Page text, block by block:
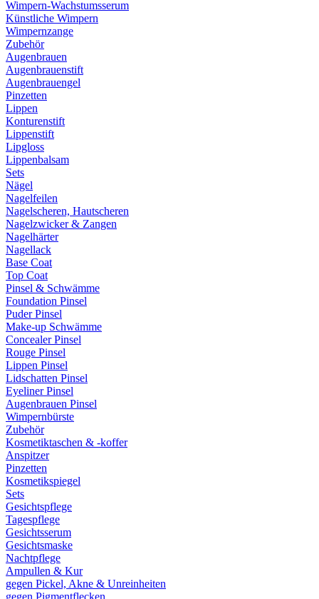
Wimpern-Wachstumsserum
Künstliche Wimpern
Wimpernzange
Zubehör
Augenbrauen
Augenbrauenstift
Augenbrauengel
Pinzetten
Lippen
Konturenstift
Lippenstift
Lipgloss
Lippenbalsam
Sets
Nägel
Nagelfeilen
Nagelscheren, Hautscheren
Nagelzwicker & Zangen
Nagelhärter
Nagellack
Base Coat
Top Coat
Pinsel & Schwämme
Foundation Pinsel
Puder Pinsel
Make-up Schwämme
Concealer Pinsel
Rouge Pinsel
Lippen Pinsel
Lidschatten Pinsel
Eyeliner Pinsel
Augenbrauen Pinsel
Wimpernbürste
Zubehör
Kosmetiktaschen & -koffer
Anspitzer
Pinzetten
Kosmetikspiegel
Sets
Gesichtspflege
Tagespflege
Gesichtsserum
Gesichtsmaske
Nachtpflege
Ampullen & Kur
gegen Pickel, Akne & Unreinheiten
gegen Pigmentflecken